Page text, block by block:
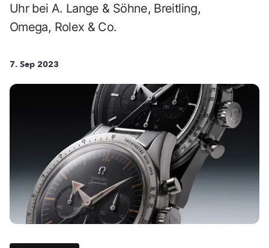
Uhr bei A. Lange & Söhne, Breitling,
Omega, Rolex & Co.
7. Sep 2023